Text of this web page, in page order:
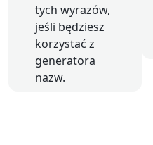
tych wyrazów,
jeśli będziesz
korzystać z
generatora
nazw.